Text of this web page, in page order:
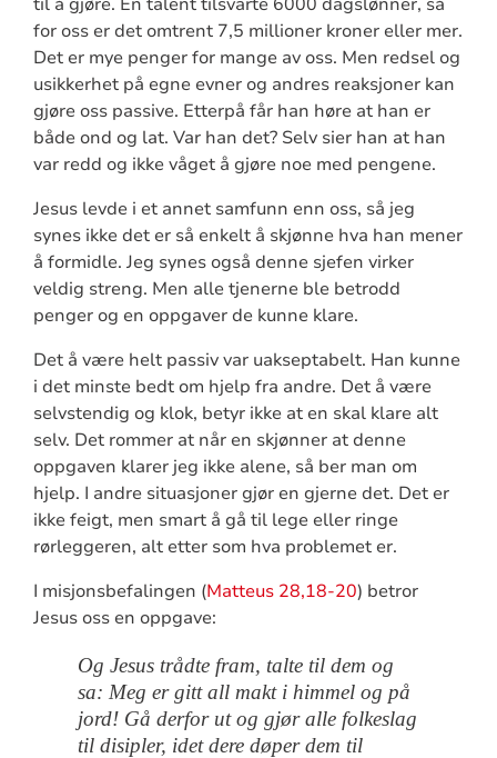
for oss er det omtrent 7,5 millioner kroner eller mer.
Det er mye penger for mange av oss. Men redsel og
usikkerhet på egne evner og andres reaksjoner kan
gjøre oss passive. Etterpå får han høre at han er
både ond og lat. Var han det? Selv sier han at han
var redd og ikke våget å gjøre noe med pengene.
Jesus levde i et annet samfunn enn oss, så jeg
synes ikke det er så enkelt å skjønne hva han mener
å formidle. Jeg synes også denne sjefen virker
veldig streng. Men alle tjenerne ble betrodd
penger og en oppgaver de kunne klare.
Det å være helt passiv var uakseptabelt. Han kunne
i det minste bedt om hjelp fra andre. Det å være
selvstendig og klok, betyr ikke at en skal klare alt
selv. Det rommer at når en skjønner at denne
oppgaven klarer jeg ikke alene, så ber man om
hjelp. I andre situasjoner gjør en gjerne det. Det er
ikke feigt, men smart å gå til lege eller ringe
rørleggeren, alt etter som hva problemet er.
I misjonsbefalingen (Matteus 28,18-20) betror
Jesus oss en oppgave:
Og Jesus trådte fram, talte til dem og
sa: Meg er gitt all makt i himmel og på
jord! Gå derfor ut og gjør alle folkeslag
til disipler, idet dere døper dem til